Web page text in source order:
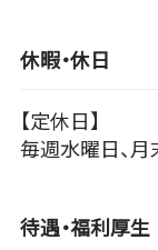
休暇・休日
【定休日】
毎週水曜日、月
待遇・福利厚生